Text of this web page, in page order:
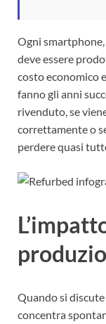
Ogni
deve essere
costo economico
fanno gli anni
rivenduto, se
correttamente o
perdere quasi
Quando si
concentra